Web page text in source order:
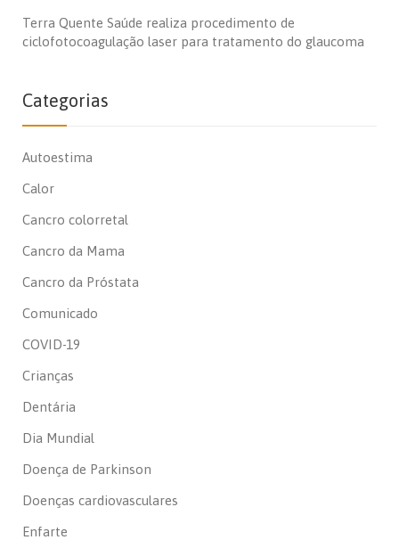
Terra Quente Saúde realiza procedimento de
ciclofotocoagulação laser para tratamento do glaucoma
Categorias
Autoestima
Calor
Cancro colorretal
Cancro da Mama
Cancro da Próstata
Comunicado
COVID-19
Crianças
Dentária
Dia Mundial
Doença de Parkinson
Doenças cardiovasculares
Enfarte